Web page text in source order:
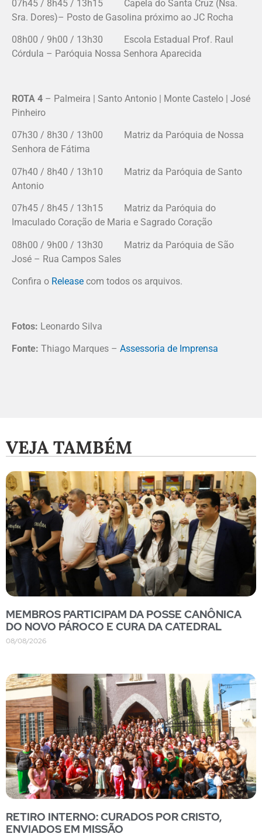
07h45 / 8h45 / 13h15 Capela do Santa Cruz (Nsa.
Sra. Dores)– Posto de Gasolina próximo ao JC Rocha
08h00 / 9h00 / 13h30 Escola Estadual Prof. Raul
Córdula – Paróquia Nossa Senhora Aparecida
ROTA 4 – Palmeira | Santo Antonio | Monte Castelo | José
Pinheiro
07h30 / 8h30 / 13h00 Matriz da Paróquia de Nossa
Senhora de Fátima
07h40 / 8h40 / 13h10 Matriz da Paróquia de Santo
Antonio
07h45 / 8h45 / 13h15 Matriz da Paróquia do
Imaculado Coração de Maria e Sagrado Coração
08h00 / 9h00 / 13h30 Matriz da Paróquia de São
José – Rua Campos Sales
Confira o Release com todos os arquivos.
Fotos: Leonardo Silva
Fonte: Thiago Marques – Assessoria de Imprensa
VEJA TAMBÉM
MEMBROS PARTICIPAM DA POSSE CANÔNICA
DO NOVO PÁROCO E CURA DA CATEDRAL
08/08/2026
RETIRO INTERNO: CURADOS POR CRISTO,
ENVIADOS EM MISSÃO